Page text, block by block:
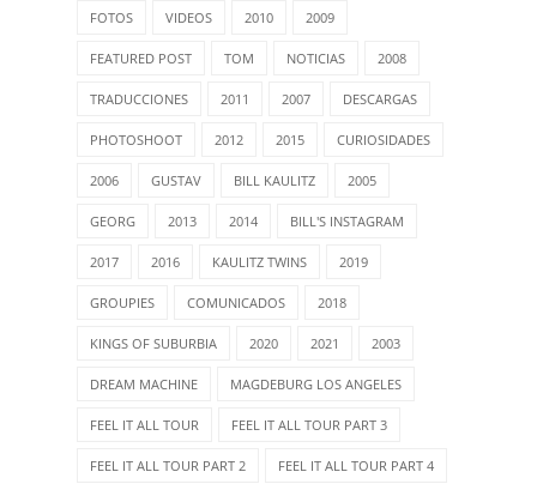
FOTOS VIDEOS 2010 2009
FEATURED POST TOM NOTICIAS 2008
TRADUCCIONES 2011 2007 DESCARGAS
PHOTOSHOOT 2012 2015 CURIOSIDADES
2006 GUSTAV BILL KAULITZ 2005
GEORG 2013 2014 BILL'S INSTAGRAM
2017 2016 KAULITZ TWINS 2019
GROUPIES COMUNICADOS 2018
KINGS OF SUBURBIA 2020 2021 2003
DREAM MACHINE MAGDEBURG LOS ANGELES
FEEL IT ALL TOUR FEEL IT ALL TOUR PART 3
FEEL IT ALL TOUR PART 2 FEEL IT ALL TOUR PART 4